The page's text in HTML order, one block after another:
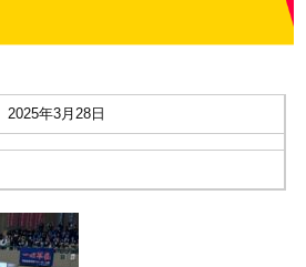
2025年3月28日